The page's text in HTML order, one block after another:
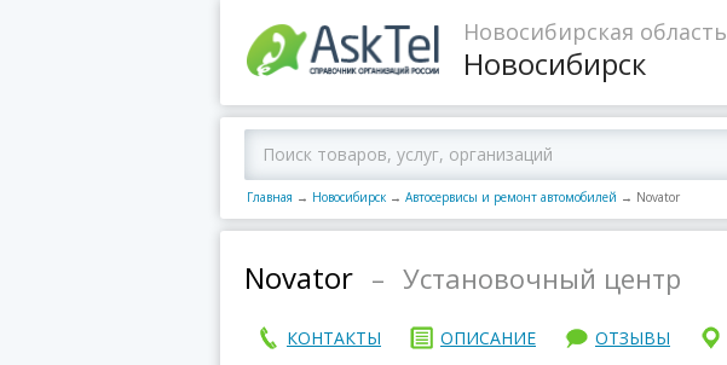
Новосибирская область
Новосибирск
Главная → Новосибирск → Автосервисы и ремонт автомобилей → Novator
Novator – Установочный центр
КОНТАКТЫ ОПИСАНИЕ ОТЗЫВЫ